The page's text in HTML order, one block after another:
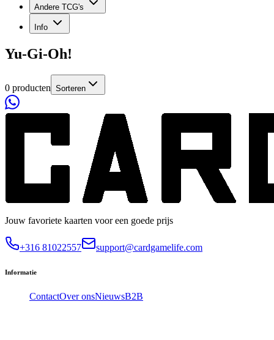
Andere TCG's
Info
Yu-Gi-Oh!
0 producten Sorteren
Jouw favoriete kaarten voor een goede prijs
+316 81022557 support@cardgamelife.com
Informatie
ContactOver onsNieuwsB2B